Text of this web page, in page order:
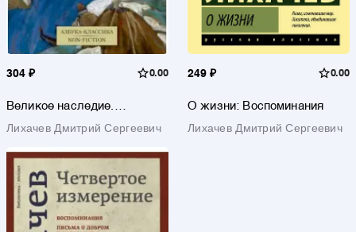
304 ₽ 0.00
Великое наследие.
литературы Древней Руси
Лихачев Дмитрий Сергеевич
249 ₽ 0.00
О жизни: Воспоминания
Лихачев Дмитрий Сергеевич